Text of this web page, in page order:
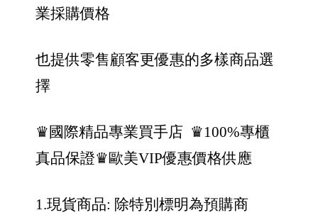
業採購價格
也提供零售顧客更優惠的多樣商品選
擇
♛國際精品專業買手店 ♛100%專櫃
真品保證♛歐美VIP優惠價格供應
1.現貨商品: 除特別標明為預購商